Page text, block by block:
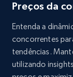
1.9K+
Amazon
Asin, URL,
Preços da
Entenda a
concorrentes
tendências.
utilizando